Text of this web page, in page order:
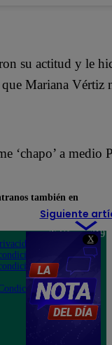
X
su actitud y le
Mariana Vértiz
‘chapo’ a medio
Siguiente
también en
Teléfono: 219
Av. San
Felipe 968
Jesús María